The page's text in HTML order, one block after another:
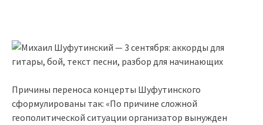
Причины переноса концерты Шуфутинского
сформулированы так: «По причине сложной
геополитической ситуации организатор вынужден